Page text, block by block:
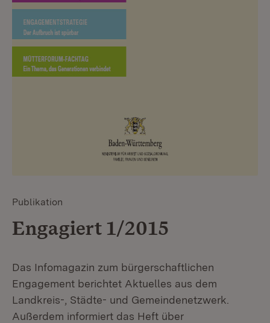
Publikation
Engagiert 1/2015
Das Infomagazin zum bürgerschaftlichen
Engagement berichtet Aktuelles aus dem
Landkreis-, Städte- und Gemeindenetzwerk.
Außerdem informiert das Heft über